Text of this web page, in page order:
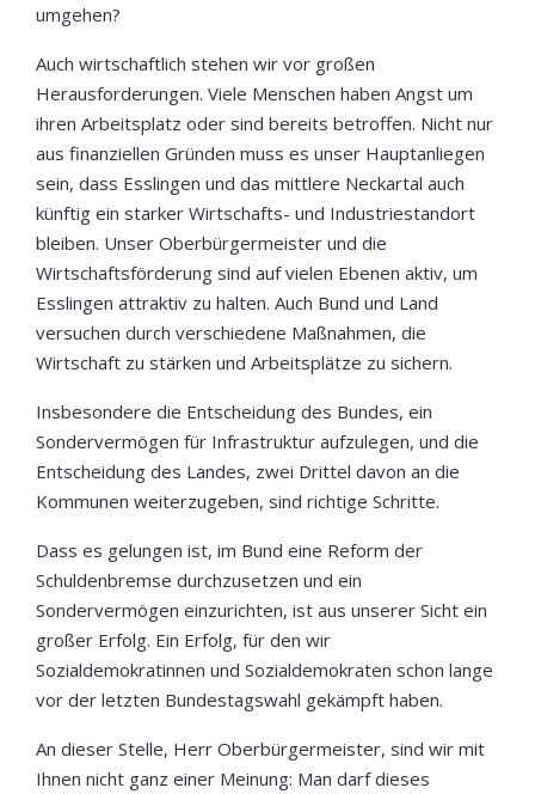
umgehen?
Auch wirtschaftlich stehen wir vor großen
Herausforderungen. Viele Menschen haben Angst um
ihren Arbeitsplatz oder sind bereits betroffen. Nicht nur
aus finanziellen Gründen muss es unser Hauptanliegen
sein, dass Esslingen und das mittlere Neckartal auch
künftig ein starker Wirtschafts- und Industriestandort
bleiben. Unser Oberbürgermeister und die
Wirtschaftsförderung sind auf vielen Ebenen aktiv, um
Esslingen attraktiv zu halten. Auch Bund und Land
versuchen durch verschiedene Maßnahmen, die
Wirtschaft zu stärken und Arbeitsplätze zu sichern.
Insbesondere die Entscheidung des Bundes, ein
Sondervermögen für Infrastruktur aufzulegen, und die
Entscheidung des Landes, zwei Drittel davon an die
Kommunen weiterzugeben, sind richtige Schritte.
Dass es gelungen ist, im Bund eine Reform der
Schuldenbremse durchzusetzen und ein
Sondervermögen einzurichten, ist aus unserer Sicht ein
großer Erfolg. Ein Erfolg, für den wir
Sozialdemokratinnen und Sozialdemokraten schon lange
vor der letzten Bundestagswahl gekämpft haben.
An dieser Stelle, Herr Oberbürgermeister, sind wir mit
Ihnen nicht ganz einer Meinung: Man darf dieses